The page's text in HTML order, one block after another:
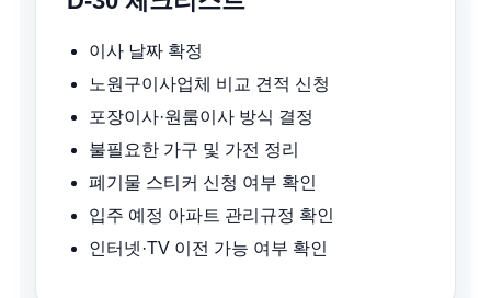
이사 날짜 확정
노원구이사업체 비교 견적 신청
포장이사·원룸이사 방식 결정
불필요한 가구 및 가전 정리
폐기물 스티커 신청 여부 확인
입주 예정 아파트 관리규정 확인
인터넷·TV 이전 가능 여부 확인